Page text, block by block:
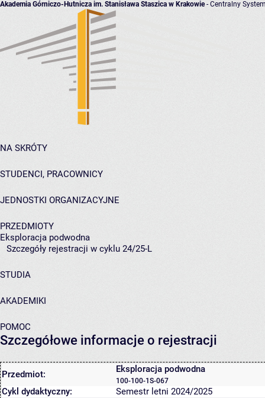
Akademia Górniczo-Hutnicza im. Stanisława Staszica w Krakowie- Centralny
NA SKRÓTY
STUDENCI, PRACOWNICY
JEDNOSTKI ORGANIZACYJNE
PRZEDMIOTY
Eksploracja podwodna
Szczegóły rejestracji w cyklu 24/25-L
STUDIA
AKADEMIKI
POMOC
Szczegółowe informacje o rejestracji
Przedmiot: Eksploracja podwodna
100-100-1S-067
Cykl dydaktyczny: Semestr letni 2024/2025